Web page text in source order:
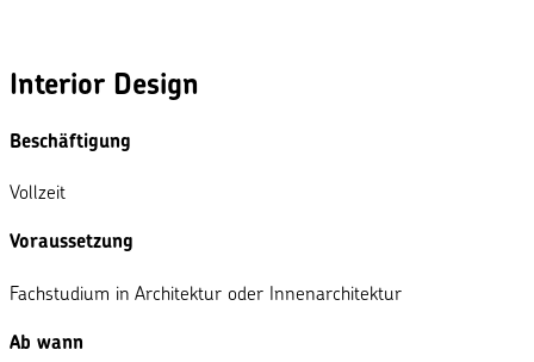
Interior Design
Beschäftigung
Vollzeit
Voraussetzung
Fachstudium in Architektur oder Innenarchitektur
Ab wann